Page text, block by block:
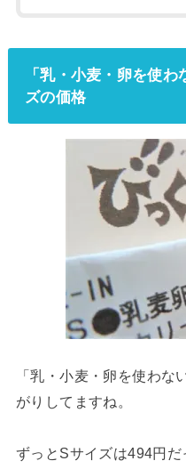
「乳・小麦・卵を使
ズの価格
「乳・小麦・卵を使わ
がりしてますね。
ずっとSサイズは494円